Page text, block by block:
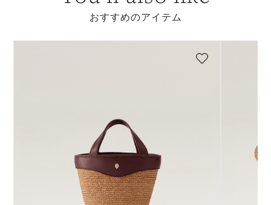
おすすめのアイテム